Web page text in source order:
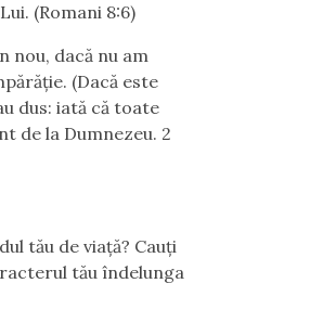
(Romani 8:6)
nou, dacă nu am
(Dacă este
dus: iată că toate
de la Dumnezeu. 2
tău de viață? Cauți
tău îndelunga